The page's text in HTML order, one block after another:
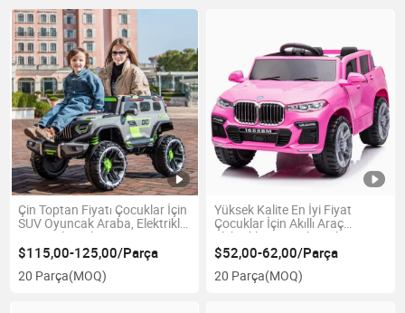
Çin Toptan Fiyatı Çocuklar İçin
SUV Oyuncak Araba, Elektrikli
Oyuncak Araba
$115,00-125,00/Parça
20 Parça(MOQ)
Yüksek Kalite En İyi Fiyat
Çocuklar İçin Akıllı Araç
Elektrikli Oyuncak Araba
Kurşun Asit Akü ile
$52,00-62,00/Parça
20 Parça(MOQ)